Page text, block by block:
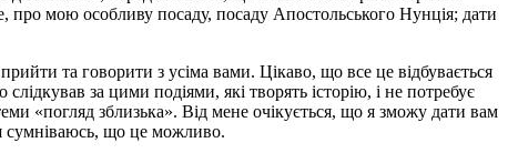
мою особливу посаду, посаду Апостольського Нунція; дати
та говорити з усіма вами. Цікаво, що все це відбувається
за цими подіями, які творять історію, і не потребує
«погляд зблизька». Від мене очікується, що я зможу дати вам
сумніваюсь, що це можливо.